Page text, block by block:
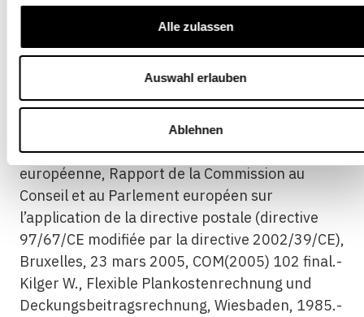
Alle zulassen
Auswahl erlauben
Ablehnen
Demise of Full Cost Allocation», Public Utilities
Damme E. et Larouche P., «Regulating Access to
Stimulate Competition in Postal Markets?» dans
Crew M.A. et Kleindorfer P.R. (éd.), Progress
toward Liberalisation of the Postal and Delivery
Sector, Berlin, Heidelberg, 2006.- Commission
européenne, Rapport de la Commission au
Conseil et au Parlement européen sur
l’application de la directive postale (directive
97/67/CE modifiée par la directive 2002/39/CE),
Bruxelles, 23 mars 2005, COM(2005) 102 final.-
Kilger W., Flexible Plankostenrechnung und
Deckungsbeitragsrechnung, Wiesbaden, 1985.-